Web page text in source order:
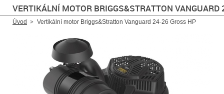
VERTIKÁLNÍ MOTOR BRIGGS&STRATTON
Úvod Vertikální motor Briggs&Stratton Vanguard 24-26 Gross HP